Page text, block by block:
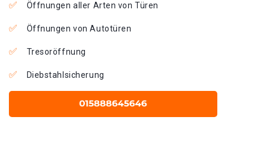
Öffnungen aller Arten von Türen
Öffnungen von Autotüren
Tresoröffnung
Diebstahlsicherung